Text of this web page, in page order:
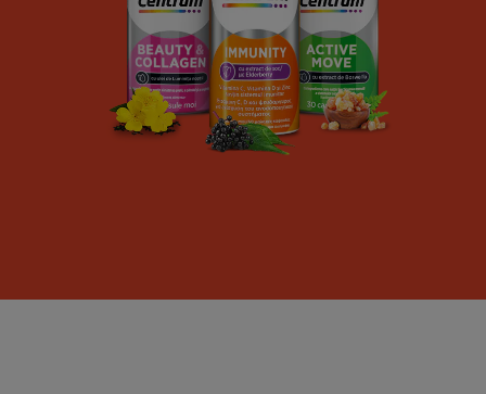
România
Select Country
Centrum Silver Women 50+
Centrum Junior
Centrum Kids VitaGummies